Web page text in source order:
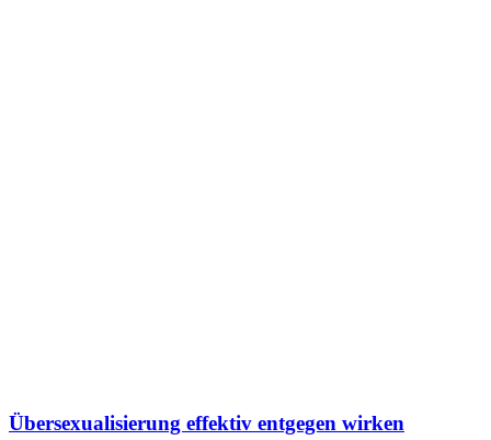
Übersexualisierung effektiv entgegen wirken